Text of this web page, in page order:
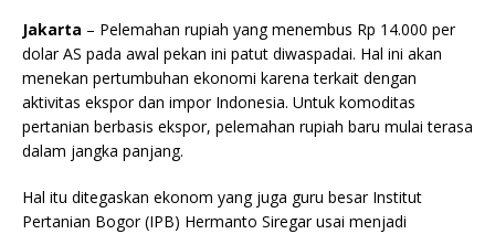
Jakarta – Pelemahan rupiah yang menembus Rp 14.000 per
dolar AS pada awal pekan ini patut diwaspadai. Hal ini akan
menekan pertumbuhan ekonomi karena terkait dengan
aktivitas ekspor dan impor Indonesia. Untuk komoditas
pertanian berbasis ekspor, pelemahan rupiah baru mulai terasa
dalam jangka panjang.
Hal itu ditegaskan ekonom yang juga guru besar Institut
Pertanian Bogor (IPB) Hermanto Siregar usai menjadi